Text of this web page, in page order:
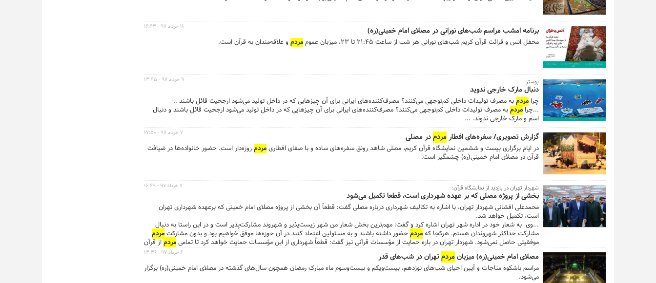
برنامه امشب مراسم شب‌های نورانی در مصلای امام خمینی(ره)
محفل انس و قرائت قرآن کریم شب‌های نورانی هر شب از ساعت ۲۱:۴۵ تا ۲۳، میزبان عموم مردم و علاقه‌مندان به قرآن است.
۱۱ خرداد ۹۷ - ۱۶:۴۳
پوستر
دنبال مارک خارجی ندوید
چرا مردمبه مصرف تولیدات داخلی کم‌توجهی می‌کنند؟ مصرف‌کننده‌های ایرانی برای آن چیزهایی که در داخل تولید می‌شود ارجحیت قائل باشند ..
...چرا مردمبه مصرف تولیدات داخلی کم‌توجهی می‌کنند؟ مصرف‌کننده‌های ایرانی برای آن چیزهایی که در داخل تولید می‌شود ارجحیت قائل باشند و دنبال
اسم و مارک خارجی ندوند. ...
۹ خرداد ۹۷ - ۱۳:۴۵
گزارش تصویری/ سفره‌های افطارمردمدر مصلی
در ایام برگزاری بیست و ششمین نمایشگاه قرآن کریم، مصلی شاهد رونق سفره‌های ساده و با صفای افطاریمردمروزه‌دار است. حضور خانواده‌ها در ضیافت
قرآن در مصلای امام خمینی(ره) چشمگیر است.
۷ خرداد ۹۷ - ۱۷:۵۰
شهردار تهران در بازدید از نمایشگاه قرآن:
بخشی از پروژه مصلی که بر عهده شهرداری است، قطعا تکمیل می‌شود
محمدعلی افشانی شهردار تهران، با اشاره به تکالیف شهرداری درباره مصلی گفت: قطعاً‌ آن بخشی از پروژه مصلای امام خمینی که برعهده شهرداری تهران
است، تکمیل خواهد شد.
...وی به شعار خود در اداره شهر تهران اشاره کرد و گفت: مهم‌ترین بخش شعار من شهر زیست‌پذیر و شهروند مشارکت‌پذیر است و در این راستا به دنبال
مشارکت حداکثر شهروندان هستم. هرکجا کهمردمحضور داشته باشند و به مسئولین اعتماد کنند در آن حوزه‌ها موفق خواهیم بود و بدون مشارکتمردم
موفقیتی حاصل نمی‌شود. شهردار تهران در باره حمایت از مؤسسات قرآنی نیز گفت: قطعاً شهرداری از این مؤسسات حمایت خواهد کرد تا تمامیمردماز قرآن
بهره‌مند شوند. بیست و ششمین نمایشگاه بین‌المللی قرآن کریم تا دوشنبه ۱۴خرداد مصادف با ۱۹ماه مبارک رمضان برپا خواهد بود. ...
۷ خرداد ۹۷ - ۱۶:۴۹
مصلای امام خمینی(ره) میزبانمردم تهران در شب‌های قدر
مراسم باشکوه مناجات و آیین احیای شب‌های نوزدهم، بیست‌ویکم و بیست‌وسوم ماه مبارک رمضان همچون سال‌های گذشته در مصلای امام خمینی(ره) برگزار
می‌شود.
۶ خرداد ۹۷ - ۱۳:۳۶